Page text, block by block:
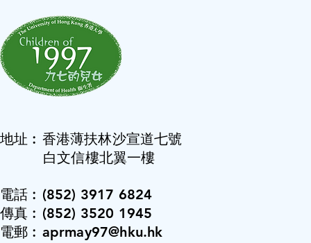
地址︰香港薄扶林沙宣道七號
白文信樓北翼一樓
電話︰(852) 3917 6824
傳真︰(852) 3520 1945
電郵︰aprmay97@hku.hk